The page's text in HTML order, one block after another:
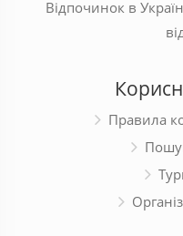
Відпочинок в
Правила